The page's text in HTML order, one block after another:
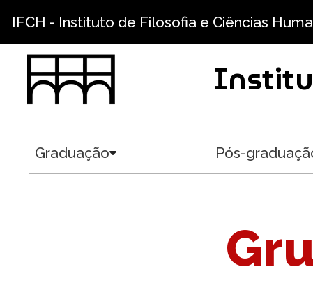
IFCH - Instituto de Filosofia e Ciências
Graduação Pós-